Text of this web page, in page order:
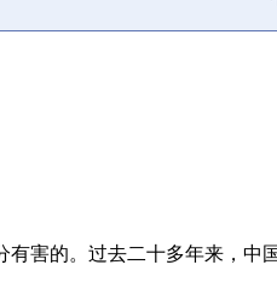
害的。过去二十多年来，中